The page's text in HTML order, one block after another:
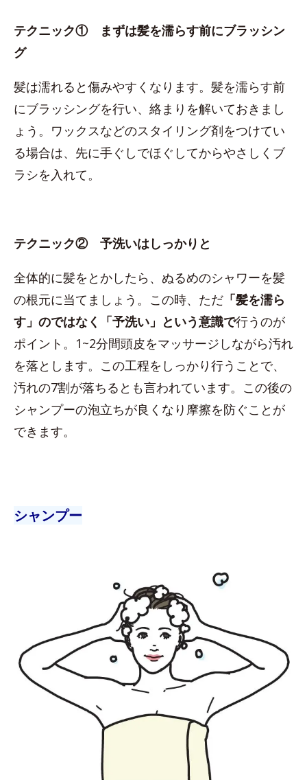
テクニック① まずは髪を濡らす前にブラッシン
グ
髪は濡れると傷みやすくなります。髪を濡らす前
にブラッシングを行い、絡まりを解いておきまし
ょう。ワックスなどのスタイリング剤をつけてい
る場合は、先に手ぐしでほぐしてからやさしくブ
ラシを入れて。
テクニック② 予洗いはしっかりと
全体的に髪をとかしたら、ぬるめのシャワーを髪
の根元に当てましょう。この時、ただ 「髪を濡ら
す」のではなく「予洗い」という意識で行うのが
ポイント。1~2分間頭皮をマッサージしながら汚れ
を落とします。この工程をしっかり行うことで、
汚れの7割が落ちるとも言われています。この後の
シャンプーの泡立ちが良くなり摩擦を防ぐことが
できます。
シャンプー